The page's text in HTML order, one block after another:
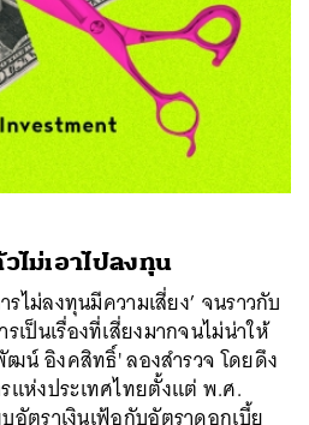
ไม่เอาไปลงทุน
ไม่ลงทุนมีความเสี่ยง’ จนราวกับ
เป็นเรื่องที่เสี่ยงมากจนไม่น่าให้
น์ อิงคสิทธิ์' ลองสำรวจ โดยดึง
ห่งประเทศไทยตั้งแต่ พ.ศ.
อัตราเงินเฟ้อกับอัตราดอกเบี้ย